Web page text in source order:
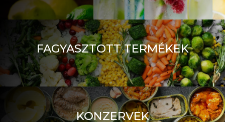
FAGYASZTOTT TERMÉKEK
KONZERVEK